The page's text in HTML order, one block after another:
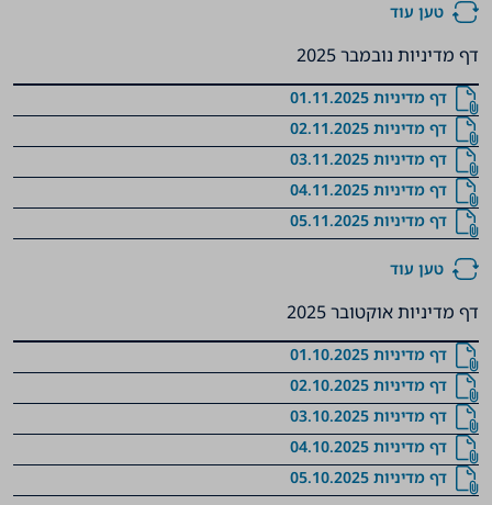
טען עוד
דף מדיניות נובמבר 2025
‏‏‏‏‏‏‏‏‏‏‏‏‏‏‏‏‏‏‏‏‏‏‏‏‏‏‏‏‏‏‏‏‏‏‏‏‏‏‏‏‏‏‏‏‏‏‏‏‏‏‏‏‏‏‏‏‏‏‏‏‏‏‏‏‏‏דף מדיניות 01.11.2025
‏‏‏‏‏‏‏‏‏‏‏‏‏‏‏‏‏‏‏‏‏‏‏‏‏‏‏‏‏‏‏‏‏‏‏‏‏‏‏‏‏‏‏‏‏‏‏‏‏‏‏‏‏‏‏‏‏‏‏‏‏‏‏‏‏‏דף מדיניות 02.11.2025
‏‏‏‏‏‏‏‏‏‏‏‏‏‏‏‏‏‏‏‏‏‏‏‏‏‏‏‏‏‏‏‏‏‏‏‏‏‏‏‏‏‏‏‏‏‏‏‏‏‏‏‏‏‏‏‏‏‏‏‏‏‏‏‏‏‏דף מדיניות 03.11.2025
‏‏‏‏‏‏‏‏‏‏‏‏‏‏‏‏‏‏‏‏‏‏‏‏‏‏‏‏‏‏‏‏‏‏‏‏‏‏‏‏‏‏‏‏‏‏‏‏‏‏‏‏‏‏‏‏‏‏‏‏‏‏‏‏‏‏דף מדיניות 04.11.2025
‏‏‏‏‏‏‏‏‏‏‏‏‏‏‏‏‏‏‏‏‏‏‏‏‏‏‏‏‏‏‏‏‏‏‏‏‏‏‏‏‏‏‏‏‏‏‏‏‏‏‏‏‏‏‏‏‏‏‏‏‏‏‏‏‏‏דף מדיניות 05.11.2025
טען עוד
דף מדיניות אוקטובר 2025
‏‏‏‏‏‏‏‏‏‏‏‏‏‏‏‏‏‏‏‏‏‏‏‏‏‏‏‏‏‏‏‏‏‏‏‏‏‏‏‏‏‏‏‏‏‏‏‏‏‏‏‏‏‏‏‏‏‏‏‏‏‏‏‏דף מדיניות 01.10.2025
‏‏‏‏‏‏‏‏‏‏‏‏‏‏‏‏‏‏‏‏‏‏‏‏‏‏‏‏‏‏‏‏‏‏‏‏‏‏‏‏‏‏‏‏‏‏‏‏‏‏‏‏‏‏‏‏‏‏‏‏‏‏‏‏דף מדיניות 02.10.2025
‏‏‏‏‏‏‏‏‏‏‏‏‏‏‏‏‏‏‏‏‏‏‏‏‏‏‏‏‏‏‏‏‏‏‏‏‏‏‏‏‏‏‏‏‏‏‏‏‏‏‏‏‏‏‏‏‏‏‏‏‏‏‏‏דף מדיניות 03.10.2025
‏‏‏‏‏‏‏‏‏‏‏‏‏‏‏‏‏‏‏‏‏‏‏‏‏‏‏‏‏‏‏‏‏‏‏‏‏‏‏‏‏‏‏‏‏‏‏‏‏‏‏‏‏‏‏‏‏‏‏‏‏‏‏‏דף מדיניות 04.10.2025
‏‏‏‏‏‏‏‏‏‏‏‏‏‏‏‏‏‏‏‏‏‏‏‏‏‏‏‏‏‏‏‏‏‏‏‏‏‏‏‏‏‏‏‏‏‏‏‏‏‏‏‏‏‏‏‏‏‏‏‏‏‏‏‏‏‏דף מדיניות 05.10.2025